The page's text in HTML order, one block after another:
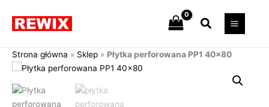
treści
Szukaj
Strona główna » Sklep » Płytka perforowana PP1 40×80
Zakres
ilość
perforowana